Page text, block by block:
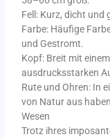
Fell: Kurz, dicht und
Farbe: Häufige
und Gestromt.
Kopf: Breit mit
ausdrucksstarken
Rute und Ohren: In
von Natur aus
Wesen
Trotz ihres